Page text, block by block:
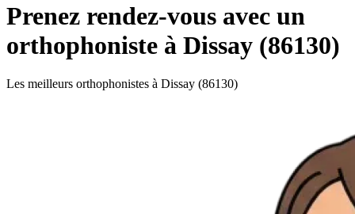
Prenez rendez-vous avec un
orthophoniste à Dissay (86130)
Les meilleurs orthophonistes à Dissay (86130)